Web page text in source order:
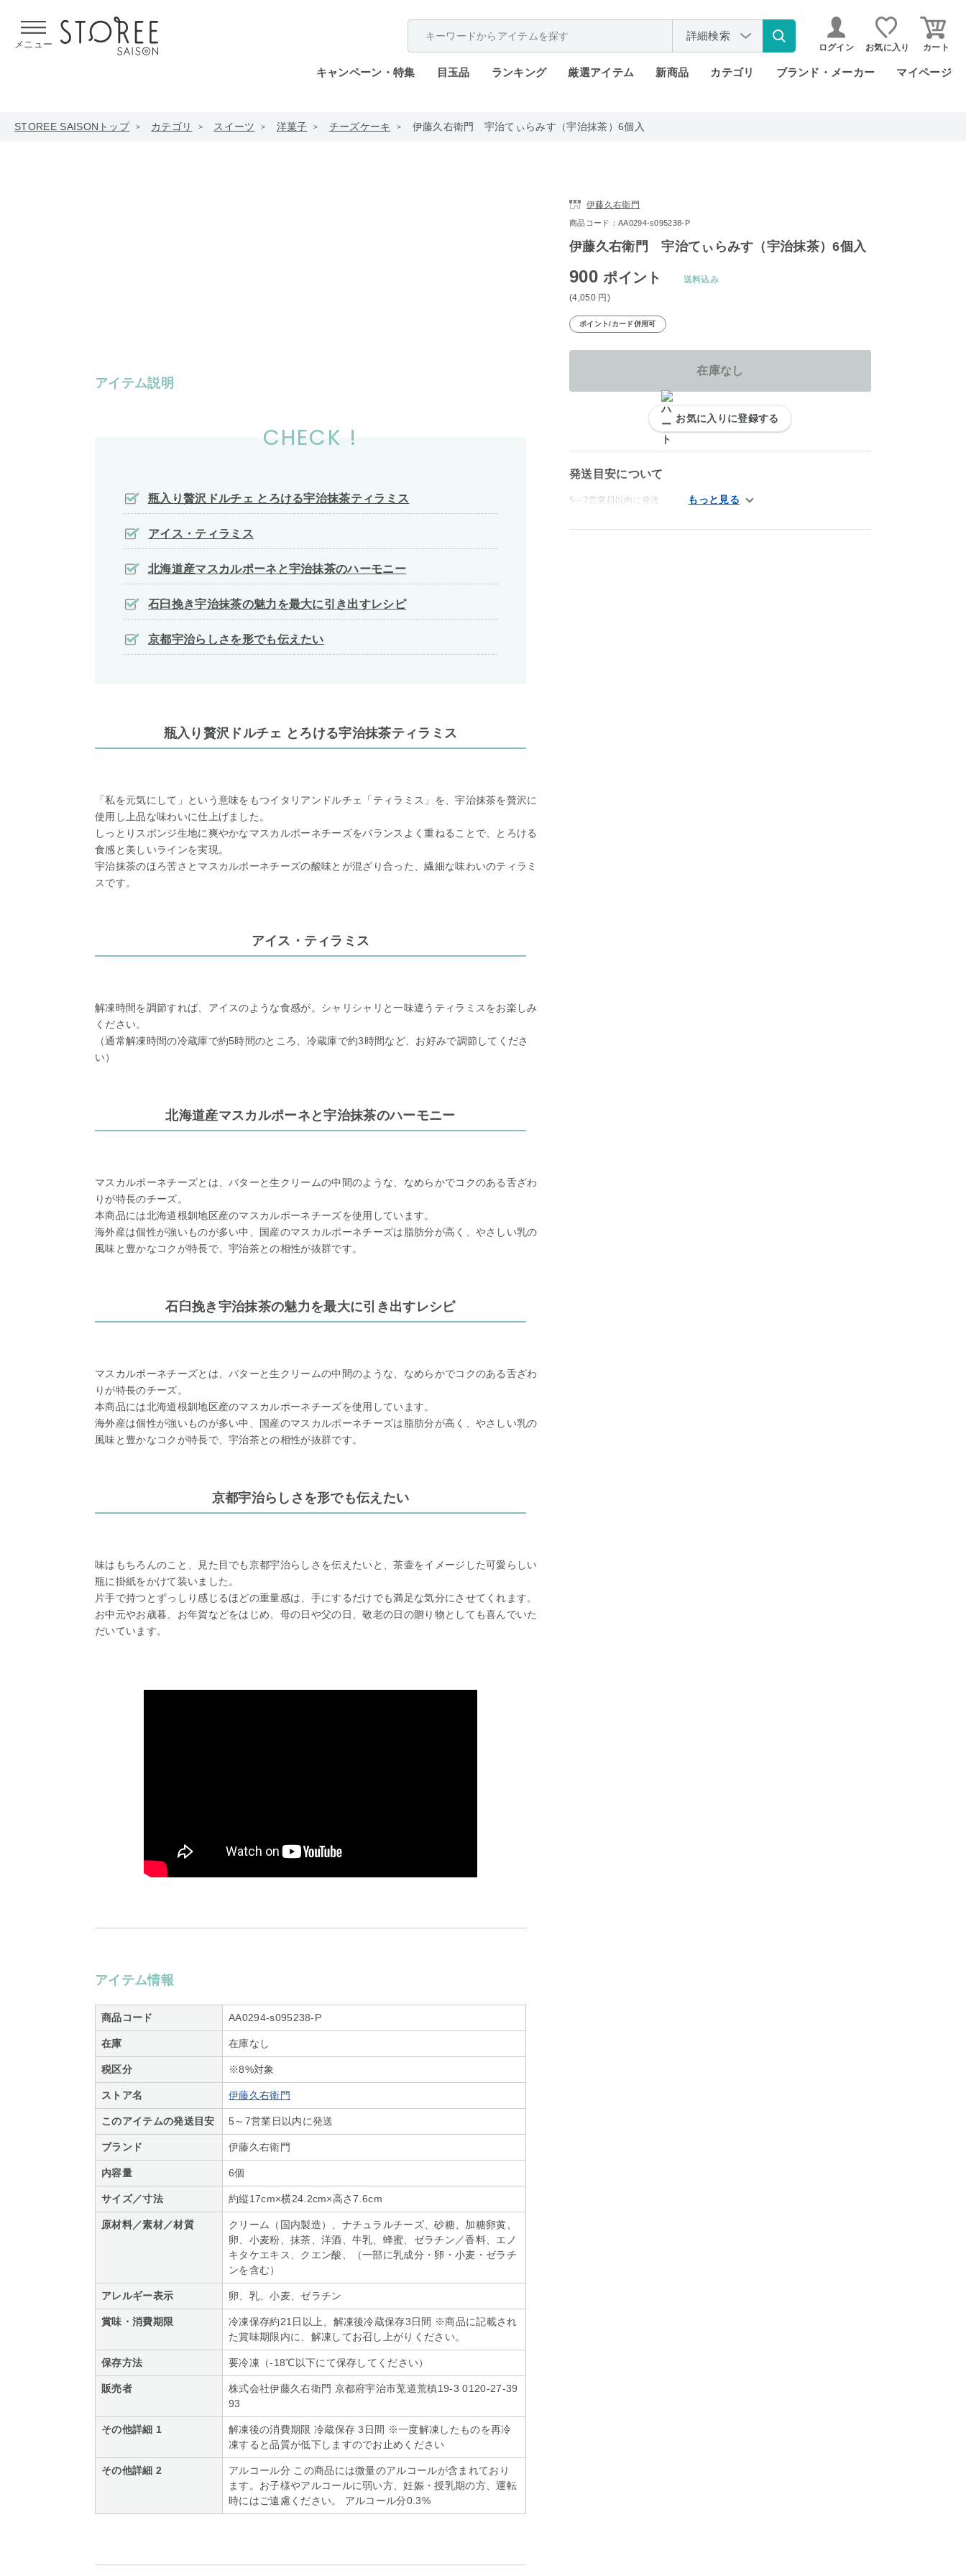
メニュー
詳細検索
ログイン お気に入り カート
キャンペーン・特集 目玉品 ランキング 厳選アイテム 新商品 カテゴリ ブランド・メーカー マイページ
STOREE SAISONトップ カテゴリ スイーツ 洋菓子 チーズケーキ 伊藤久右衛門 宇治てぃらみす（宇治抹茶）6個入
アイテム説明
CHECK !
瓶入り贅沢ドルチェ とろける宇治抹茶ティラミス
アイス・ティラミス
北海道産マスカルポーネと宇治抹茶のハーモニー
石臼挽き宇治抹茶の魅力を最大に引き出すレシピ
京都宇治らしさを形でも伝えたい
瓶入り贅沢ドルチェ とろける宇治抹茶ティラミス
「私を元気にして」という意味をもつイタリアンドルチェ「ティラミス」を、宇治抹茶を贅沢に
使用し上品な味わいに仕上げました。
しっとりスポンジ生地に爽やかなマスカルポーネチーズをバランスよく重ねることで、とろける
食感と美しいラインを実現。
宇治抹茶のほろ苦さとマスカルポーネチーズの酸味とが混ざり合った、繊細な味わいのティラミ
スです。
アイス・ティラミス
解凍時間を調節すれば、アイスのような食感が。シャリシャリと一味違うティラミスをお楽しみ
ください。
（通常解凍時間の冷蔵庫で約5時間のところ、冷蔵庫で約3時間など、お好みで調節してくださ
い）
北海道産マスカルポーネと宇治抹茶のハーモニー
マスカルポーネチーズとは、バターと生クリームの中間のような、なめらかでコクのある舌ざわ
りが特長のチーズ。
本商品には北海道根釧地区産のマスカルポーネチーズを使用しています。
海外産は個性が強いものが多い中、国産のマスカルポーネチーズは脂肪分が高く、やさしい乳の
風味と豊かなコクが特長で、宇治茶との相性が抜群です。
石臼挽き宇治抹茶の魅力を最大に引き出すレシピ
マスカルポーネチーズとは、バターと生クリームの中間のような、なめらかでコクのある舌ざわ
りが特長のチーズ。
本商品には北海道根釧地区産のマスカルポーネチーズを使用しています。
海外産は個性が強いものが多い中、国産のマスカルポーネチーズは脂肪分が高く、やさしい乳の
風味と豊かなコクが特長で、宇治茶との相性が抜群です。
京都宇治らしさを形でも伝えたい
味はもちろんのこと、見た目でも京都宇治らしさを伝えたいと、茶壷をイメージした可愛らしい
瓶に掛紙をかけて装いました。
片手で持つとずっしり感じるほどの重量感は、手にするだけでも満足な気分にさせてくれます。
お中元やお歳暮、お年賀などをはじめ、母の日や父の日、敬老の日の贈り物としても喜んでいた
だいています。
アイテム情報
商品コード AA0294-s095238-P
在庫 在庫なし
税区分 ※8%対象
ストア名 伊藤久右衛門
このアイテムの発送目安 5～7営業日以内に発送
ブランド 伊藤久右衛門
内容量 6個
サイズ／寸法 約縦17cm×横24.2cm×高さ7.6cm
原材料／素材／材質
クリーム（国内製造）、ナチュラルチーズ、砂糖、加糖卵黄、
卵、小麦粉、抹茶、洋酒、牛乳、蜂蜜、ゼラチン／香料、エノ
キタケエキス、クエン酸、（一部に乳成分・卵・小麦・ゼラチ
ンを含む）
アレルギー表示 卵、乳、小麦、ゼラチン
賞味・消費期限
冷凍保存約21日以上、解凍後冷蔵保存3日間 ※商品に記載され
た賞味期限内に、解凍してお召し上がりください。
保存方法 要冷凍（-18℃以下にて保存してください）
販売者
株式会社伊藤久右衛門 京都府宇治市莵道荒槙19-3 0120-27-39
93
その他詳細 1
解凍後の消費期限 冷蔵保存 3日間 ※一度解凍したものを再冷
凍すると品質が低下しますのでお止めください
その他詳細 2
アルコール分 この商品には微量のアルコールが含まれており
ます。お子様やアルコールに弱い方、妊娠・授乳期の方、運転
時にはご遠慮ください。 アルコール分0.3%
伊藤久右衛門
商品コード：AA0294-s095238-P
伊藤久右衛門 宇治てぃらみす（宇治抹茶）6個入
900ポイント
(4,050 円 )
送料込み
ポイント/カード併用可
在庫なし
お気に入りに登録する
発送目安について
5～7営業日以内に発送